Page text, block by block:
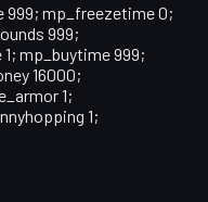
999; mp_freezetime 0;
999;
mp_buytime 999;
16000;
1;
1;